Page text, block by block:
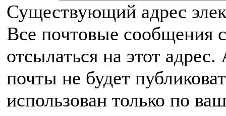
Существующий адрес
Все почтовые сообщения
отсылаться на этот
почты не будет
использован только по